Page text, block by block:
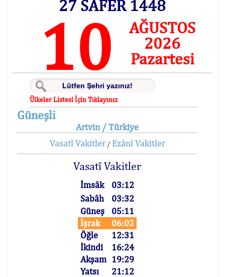
27 SAFER 1448
10
AĞUSTOS
2026
Pazartesi
Ülkeler Listesi İçin Tıklayınız
Güneşli
Artvin / Türkiye
Vasatî Vakitler/ Ezânî Vakitler
Vasatî Vakitler
İmsâk
03:12
Sabâh
03:32
Güneş
05:11
İşrak
06:02
Öğle
12:31
İkindi
16:24
Akşam 19:29
Yatsı
21:12